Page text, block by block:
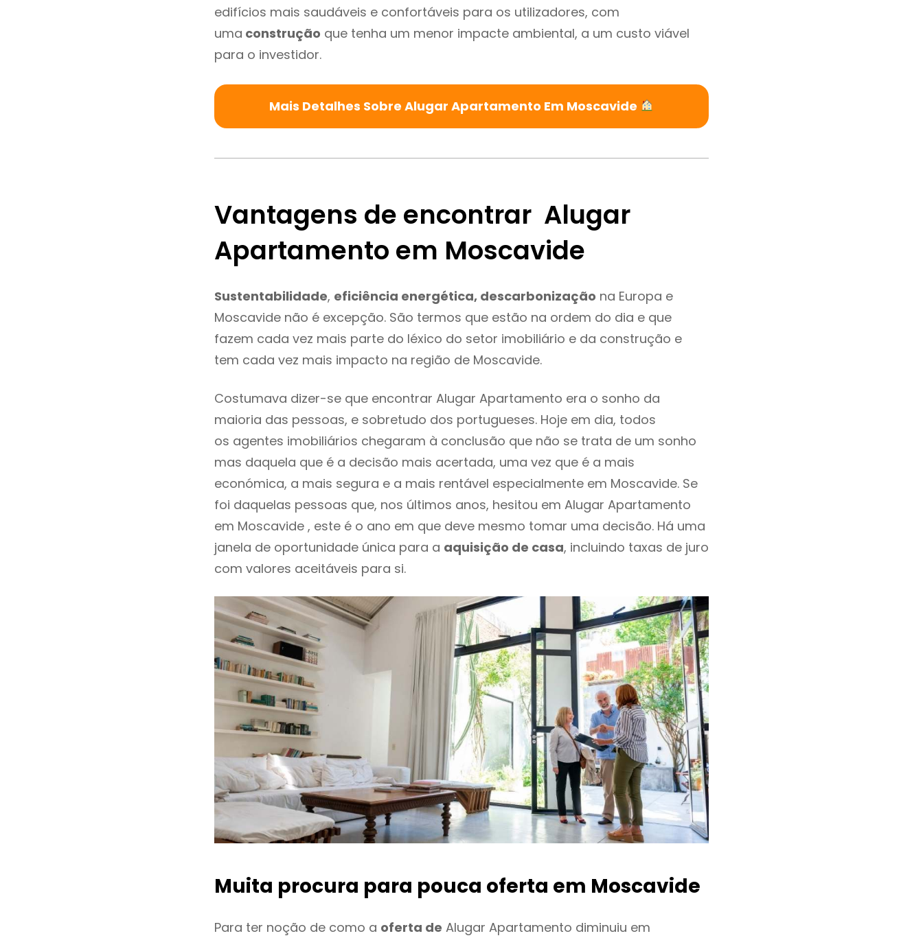
edifícios mais saudáveis e confortáveis para os utilizadores, com
uma construção que tenha um menor impacte ambiental, a um custo viável
para o investidor.
Mais Detalhes Sobre Alugar Apartamento Em Moscavide
Vantagens de encontrar Alugar
Apartamento em Moscavide
Sustentabilidade, eficiência energética, descarbonização na Europa e
Moscavide não é excepção. São termos que estão na ordem do dia e que
fazem cada vez mais parte do léxico do setor imobiliário e da construção e
tem cada vez mais impacto na região de Moscavide.
Costumava dizer-se que encontrar Alugar Apartamento era o sonho da
maioria das pessoas, e sobretudo dos portugueses. Hoje em dia, todos
os agentes imobiliários chegaram à conclusão que não se trata de um sonho
mas daquela que é a decisão mais acertada, uma vez que é a mais
económica, a mais segura e a mais rentável especialmente em Moscavide. Se
foi daquelas pessoas que, nos últimos anos, hesitou em Alugar Apartamento
em Moscavide , este é o ano em que deve mesmo tomar uma decisão. Há uma
janela de oportunidade única para a aquisição de casa, incluindo taxas de juro
com valores aceitáveis para si.
Muita procura para pouca oferta em Moscavide
Para ter noção de como a oferta de Alugar Apartamento diminuiu em